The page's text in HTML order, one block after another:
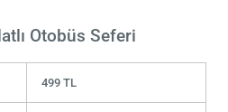
Otobüs Seferi
499 TL